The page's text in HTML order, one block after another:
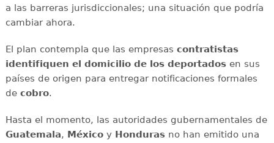
a las barreras jurisdiccionales; una situación que podría
cambiar ahora.
El plan contempla que las empresas contratistas
identifiquen el domicilio de los deportadosen sus
países de origen para entregar notificaciones formales
de cobro.
Hasta el momento, las autoridades gubernamentales de
Guatemala, Méxicoy Hondurasno han emitido una